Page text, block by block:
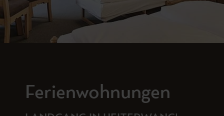
Ferienwohnungen